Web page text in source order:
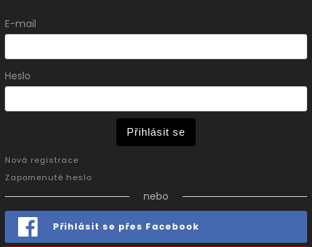
E-mail
Heslo
Přihlásit se
Nová registrace
Zapomenuté heslo
nebo
Přihlásit se přes Facebook